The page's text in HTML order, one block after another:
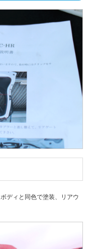
ディと同色で塗装、リアウ